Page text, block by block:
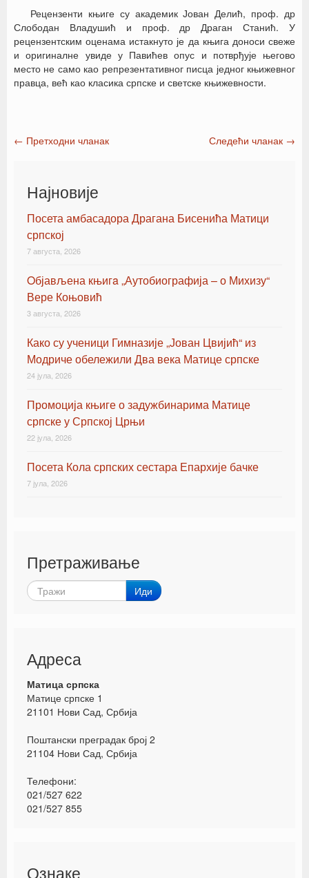
Рецензенти књиге су академик Јован Делић, проф. др
Слободан Владушић и проф. др Драган Станић. У
рецензентским оценама истакнуто је да књига доноси свеже
и оригиналне увиде у Павићев опус и потврђује његово
место не само као репрезентативног писца једног књижевног
правца, већ као класика српске и светске књижевности.
Post navigation
Следећи чланак →
← Претходни чланак
Најновије
Посета амбасадора Драгана Бисенића Матици
српској
7 августа, 2026
Oбјављена књигa „Аутобиографија – о Михизу“
Вере Коњовић
3 августа, 2026
Како су ученици Гимназије „Јован Цвијић“ из
Модриче обележили Два века Матице српске
24 јула, 2026
Промоција књиге о задужбинарима Матице
српске у Српској Црњи
22 јула, 2026
Посета Кола српских сестара Епархије бачке
7 јула, 2026
Претраживање
Иди
Адреса
Матица српска
Матице српске 1
21101 Нови Сад, Србија
Поштански преградак број 2
21104 Нови Сад, Србија
Телефони:
021/527 622
021/527 855
Ознаке